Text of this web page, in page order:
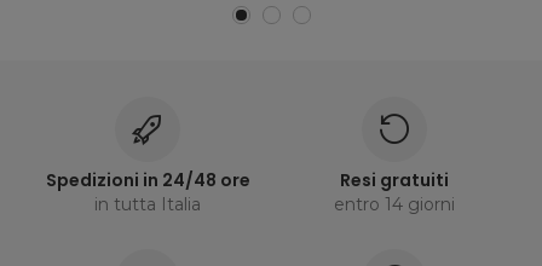
Spedizioni in 24/48 ore
in tutta Italia
Resi gratuiti
entro 14 giorni